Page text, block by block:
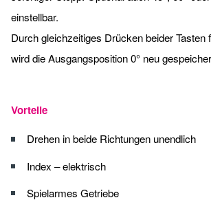
einstellbar.
Durch gleichzeitiges Drücken beider Tasten
wird die Ausgangsposition 0° neu
Vorteile
Drehen in beide Richtungen unendlich
Index – elektrisch
Spielarmes Getriebe